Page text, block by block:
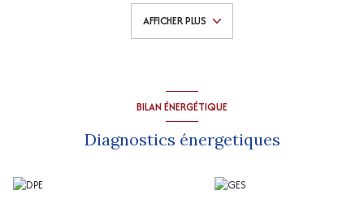
à terminer, salle à manger / salon (33 m2 env) ouvert sur terrasse.
A l'étage : dégagement, 3 chambres (10, 12 et 12 m2 env), salle de jeux
(13 m2 env), salle de bains, wc.
“Les informations sur les risques auxquels ce bien est exposé sont
AFFICHER PLUS
BILAN ÉNERGÉTIQUE
Diagnostics énergetiques